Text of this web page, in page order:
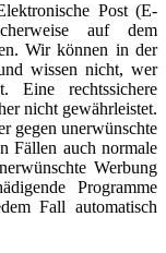
Post (E-
auf dem
Wir können in der
wissen nicht, wer
Eine rechtssichere
nicht gewährleistet.
gegen unerwünschte
Fällen auch normale
Werbung
Programme
Fall automatisch